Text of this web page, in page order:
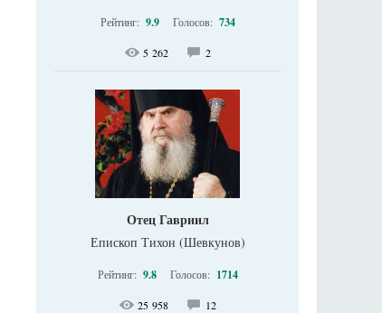
Рейтинг: 9.9 Голосов: 734
5 262 2
Отец Гавриил
Епископ Тихон (Шевкунов)
Рейтинг: 9.8 Голосов: 1714
25 958 12